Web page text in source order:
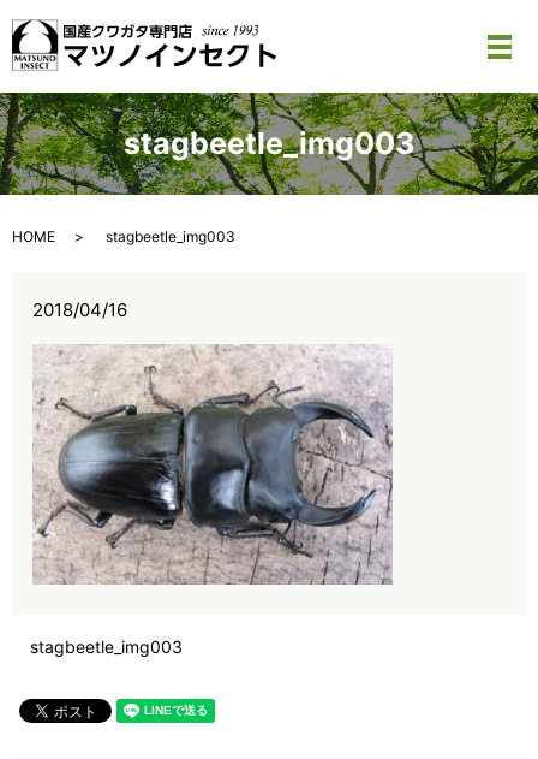
メ
stagbeetle_img003
HOME stagbeetle_img003
2018/04/16
stagbeetle_img003